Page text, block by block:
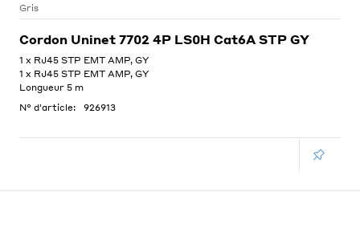
Gris
Cordon Uninet 7702 4P LS0H Cat6A STP GY
1 x RJ45 STP EMT AMP, GY
1 x RJ45 STP EMT AMP, GY
Longueur 5 m
N° d'article:
926913